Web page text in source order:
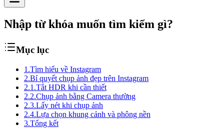
Nhập từ khóa muốn tìm kiếm gì?
Mục lục
1.Tìm hiểu về Instagram
2.Bí quyết chụp ảnh đẹp trên Instagram
2.1.Tắt HDR khi cần thiết
2.2.Chụp ảnh bằng Camera thường
2.3.Lấy nét khi chụp ảnh
2.4.Lựa chọn khung cảnh và phông nền
3.Tổng kết